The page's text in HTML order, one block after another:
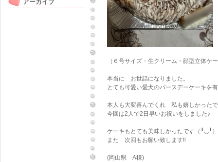
（６号サイズ・生クリーム・顔型立体ケ
本当に お世話になりました。
とても可愛い愛犬のバースデーケーキを
本人も大変喜んでくれ 私も嬉しかった
今回は2人で2日早いお祝いをしました♪
ケーキもとても美味しかったです（╹◡╹）
また 次回もお願い致します‼︎
(岡山県 A様)
アーカイブ